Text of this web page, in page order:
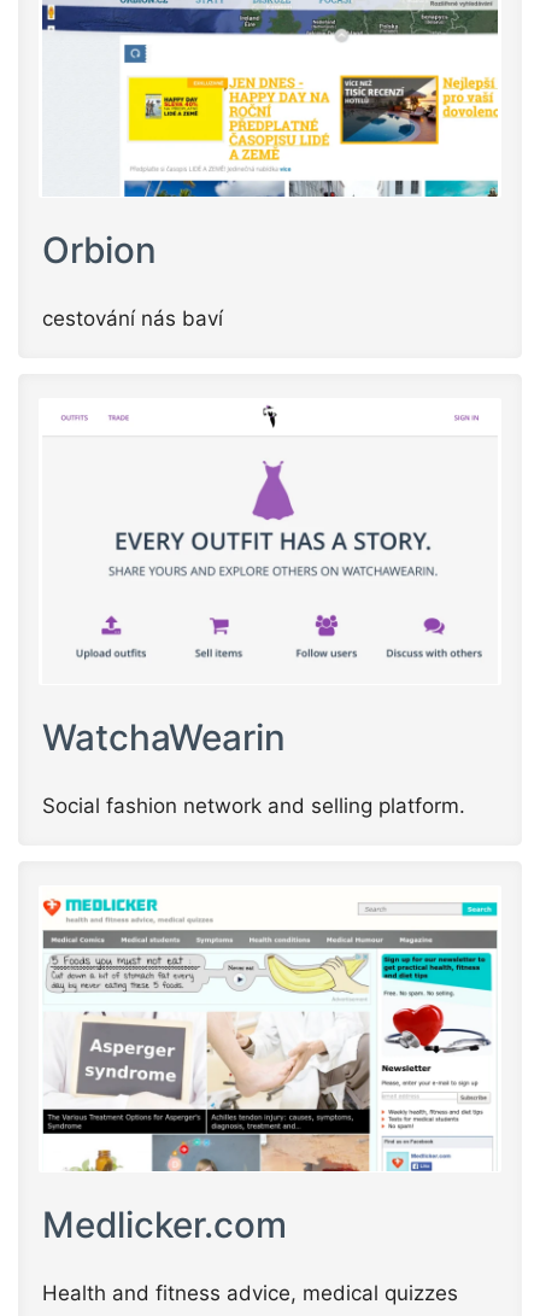
Orbion
cestování nás baví
WatchaWearin
Social fashion network and selling platform.
Medlicker.com
Health and fitness advice, medical quizzes